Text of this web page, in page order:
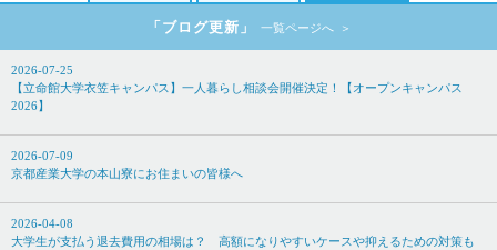
「ブログ更新」 一覧ページへ
2026-07-25
【立命館大学衣笠キャンパス】一人暮らし相談会開催決定！【オープンキャンパス
2026】
2026-07-09
京都産業大学の本山寮にお住まいの皆様へ
2026-04-08
大学生が支払う退去費用の相場は？ 高額になりやすいケースや抑えるための対策も